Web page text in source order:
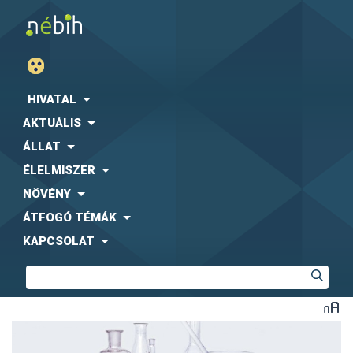
HIVATAL
AKTUÁLIS
ÁLLAT
ÉLELMISZER
NÖVÉNY
ÁTFOGÓ TÉMÁK
KAPCSOLAT